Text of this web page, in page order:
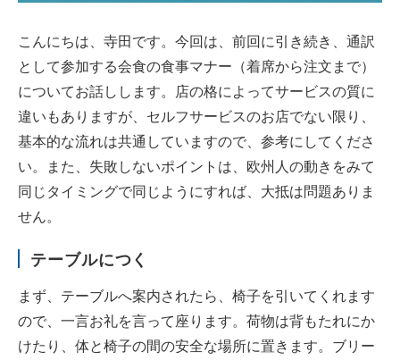
こんにちは、寺田です。今回は、前回に引き続き、通訳
として参加する会食の食事マナー（着席から注文まで）
についてお話しします。店の格によってサービスの質に
違いもありますが、セルフサービスのお店でない限り、
基本的な流れは共通していますので、参考にしてくださ
い。また、失敗しないポイントは、欧州人の動きをみて
同じタイミングで同じようにすれば、大抵は問題ありま
せん。
テーブルにつく
まず、テーブルへ案内されたら、椅子を引いてくれます
ので、一言お礼を言って座ります。荷物は背もたれにか
けたり、体と椅子の間の安全な場所に置きます。ブリー